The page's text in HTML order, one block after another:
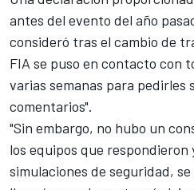
antes del evento del año
consideró tras el cambio de
FIA se puso en contacto con
varias semanas para pedirles
comentarios".
"Sin embargo, no hubo un
los equipos que
simulaciones de seguridad,